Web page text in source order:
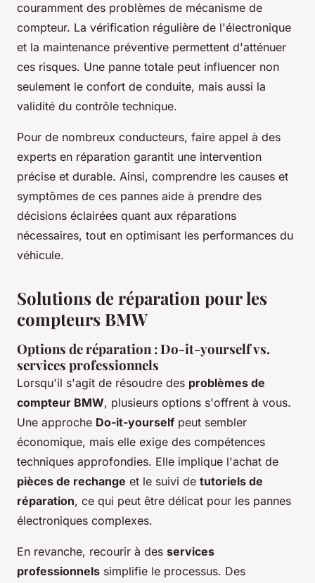
couramment des problèmes de mécanisme de
compteur. La vérification régulière de l'électronique
et la maintenance préventive permettent d'atténuer
ces risques. Une panne totale peut influencer non
seulement le confort de conduite, mais aussi la
validité du contrôle technique.
Pour de nombreux conducteurs, faire appel à des
experts en réparation garantit une intervention
précise et durable. Ainsi, comprendre les causes et
symptômes de ces pannes aide à prendre des
décisions éclairées quant aux réparations
nécessaires, tout en optimisant les performances du
véhicule.
Solutions de réparation pour les
compteurs BMW
Options de réparation : Do-it-yourself vs.
services professionnels
Lorsqu'il s'agit de résoudre des problèmes de
compteur BMW, plusieurs options s'offrent à vous.
Une approche Do-it-yourself peut sembler
économique, mais elle exige des compétences
techniques approfondies. Elle implique l'achat de
pièces de rechange et le suivi de tutoriels de
réparation, ce qui peut être délicat pour les pannes
électroniques complexes.
En revanche, recourir à des services
professionnels simplifie le processus. Des